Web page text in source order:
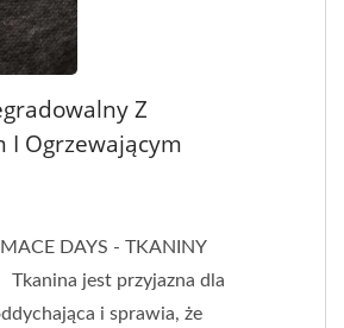
Z
I Ogrzewającym
DAYS - TKANINY
Tkanina jest przyjazna dla
i sprawia, że